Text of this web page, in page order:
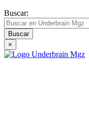
Buscar:
×